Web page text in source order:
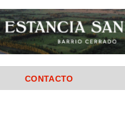
CONTACTO